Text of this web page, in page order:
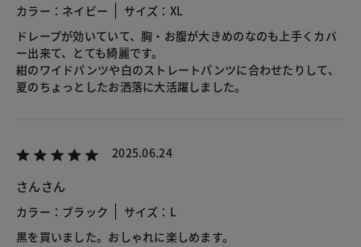
カラー：ネイビー
サイズ：XL
ドレープが効いていて、胸・お腹が大きめのなのも上手くカバ
ー出来て、とても綺麗です。
紺のワイドパンツや白のストレートパンツに合わせたりして、
夏のちょっとしたお洒落に大活躍しました。
2025.06.24
さんさん
カラー：ブラック
サイズ：L
黒を買いました。おしゃれに楽しめます。